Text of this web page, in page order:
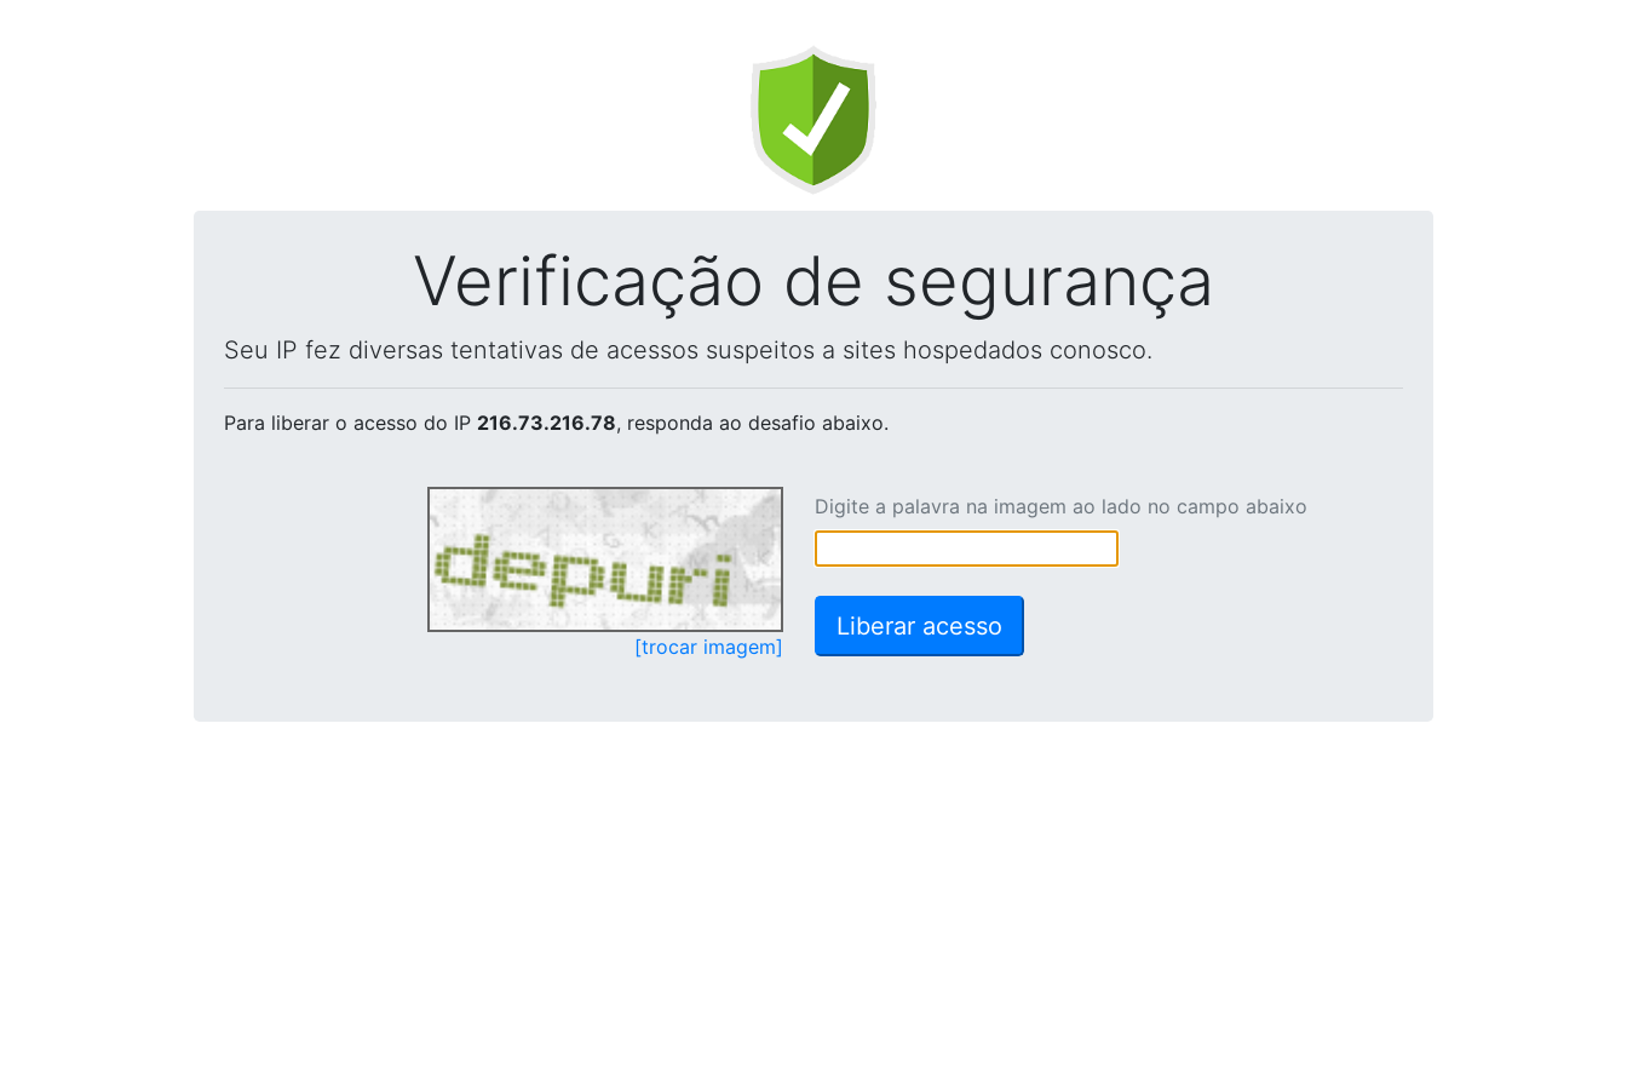
Verificação de segurança
Seu IP fez diversas tentativas de acessos suspeitos a sites hospedados conosco.
Para liberar o acesso do IP 216.73.216.78, responda ao desafio abaixo.
[trocar imagem]
Digite a palavra na imagem ao lado no campo abaixo